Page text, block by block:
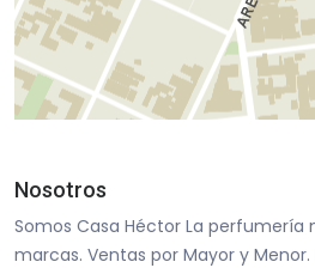
Nosotros
Somos Casa Héctor La perfumería
marcas. Ventas por Mayor y